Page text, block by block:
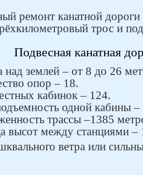
ремонт канатной дороги
трос и
Подвесная канатная
над землей – от 8 до 26
опор – 18.
кабинок – 124.
одной кабины
трассы –1385
высот между станциями –
ветра или
нами в соцсетях